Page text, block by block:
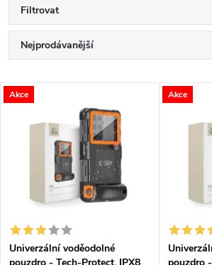
Filtrovat
Ř
a
í
Nejprodávanější
Nejdražší
Abecedně
V
s
Akce
Univerzální voděodolné
Akce